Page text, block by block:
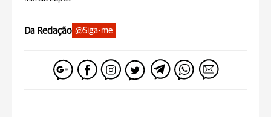
Da Redação @Siga-me